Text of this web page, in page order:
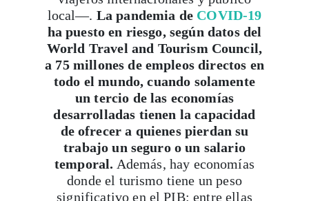
local—. La pandemia de COVID-19
ha puesto en riesgo, según datos del
World Travel and Tourism Council,
a 75 millones de empleos directos en
todo el mundo, cuando solamente
un tercio de las economías
desarrolladas tienen la capacidad
de ofrecer a quienes pierdan su
trabajo un seguro o un salario
temporal. Además, hay economías
donde el turismo tiene un peso
significativo en el PIB: entre ellas